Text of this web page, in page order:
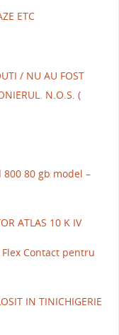
ETC
/ NU AU FOST
N.O.S. (
80 gb model –
ATLAS 10 K IV
Contact pentru
IN TINICHIGERIE